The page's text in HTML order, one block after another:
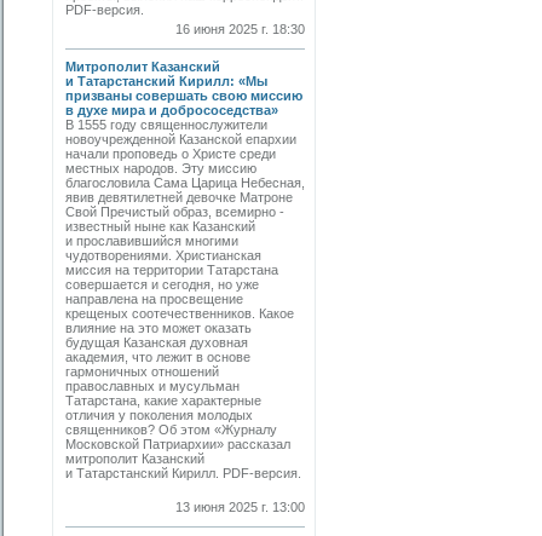
PDF-версия.
16 июня 2025 г. 18:30
Митрополит Казанский
и Татарстанский Кирилл: «Мы
призваны совершать свою миссию
в духе мира и добрососедства»
В 1555 году священнослужители
новоучрежденной Казанской епархии
начали проповедь о Христе среди
местных народов. Эту миссию
благословила Сама Царица Небесная,
явив девятилетней девочке Матроне
Свой Пречистый образ, всемирно ­
известный ныне как Казанский
и прославившийся многими
чудотворениями. Христианская
миссия на территории Татарстана
совершается и сегодня, но уже
направлена на просвещение
крещеных соотечественников. Какое
влияние на это может оказать
будущая Казанская духовная
академия, что лежит в основе
гармоничных отношений
православных и мусульман
Татарстана, какие характерные
отличия у поколения молодых
священников? Об этом «Журналу
Московской Патриархии» рассказал
митрополит Казанский
и Татарстанский Кирилл. PDF-версия.
13 июня 2025 г. 13:00